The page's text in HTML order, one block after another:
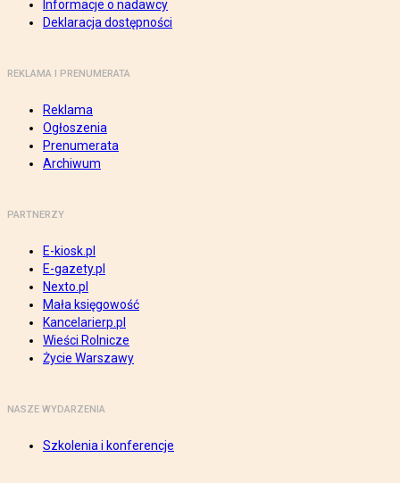
Informacje o nadawcy
Deklaracja dostępności
REKLAMA I PRENUMERATA
Reklama
Ogłoszenia
Prenumerata
Archiwum
PARTNERZY
E-kiosk.pl
E-gazety.pl
Nexto.pl
Mała księgowość
Kancelarierp.pl
Wieści Rolnicze
Życie Warszawy
NASZE WYDARZENIA
Szkolenia i konferencje